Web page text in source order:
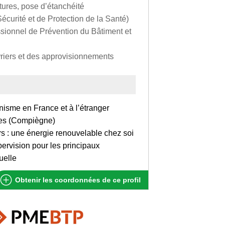
pose d’étanchéité
et de Protection de la Santé)
de Prévention du Bâtiment et
et des approvisionnements
en France et à l’étranger
(Compiègne)
: une énergie renouvelable chez soi
pour les principaux
Obtenir les coordonnées de ce profil